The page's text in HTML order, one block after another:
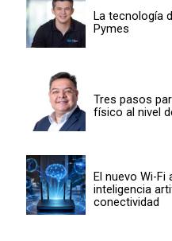
La tecnología
Pymes
Tres pasos
físico al nivel
El nuevo Wi-
inteligencia
conectividad